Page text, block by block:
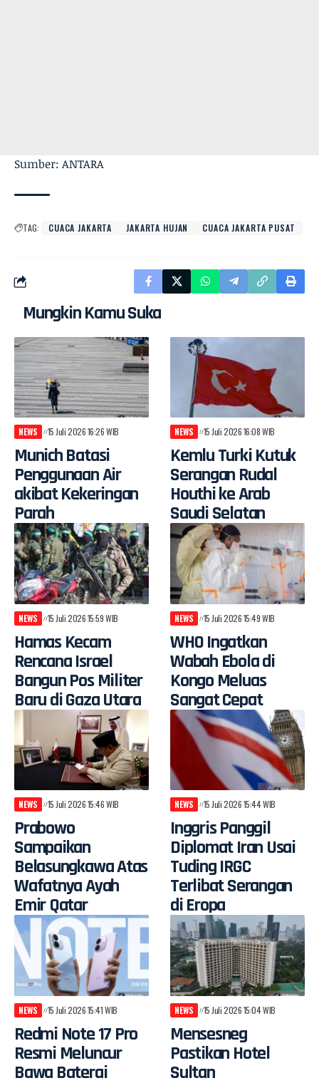
Sumber: ANTARA
TAG: CUACA JAKARTA JAKARTA HUJAN CUACA JAKARTA PUSAT
Mungkin Kamu Suka
NEWS 15 Juli 2026 16:26 WIB
Munich Batasi
Penggunaan Air
akibat Kekeringan
Parah
NEWS 15 Juli 2026 16:08 WIB
Kemlu Turki Kutuk
Serangan Rudal
Houthi ke Arab
Saudi Selatan
NEWS 15 Juli 2026 15:59 WIB
Hamas Kecam
Rencana Israel
Bangun Pos Militer
Baru di Gaza Utara
NEWS 15 Juli 2026 15:49 WIB
WHO Ingatkan
Wabah Ebola di
Kongo Meluas
Sangat Cepat
NEWS 15 Juli 2026 15:46 WIB
Prabowo
Sampaikan
Belasungkawa Atas
Wafatnya Ayah
Emir Qatar
NEWS 15 Juli 2026 15:44 WIB
Inggris Panggil
Diplomat Iran Usai
Tuding IRGC
Terlibat Serangan
di Eropa
NEWS 15 Juli 2026 15:41 WIB
Redmi Note 17 Pro
Resmi Meluncur
Bawa Baterai
NEWS 15 Juli 2026 15:04 WIB
Mensesneg
Pastikan Hotel
Sultan